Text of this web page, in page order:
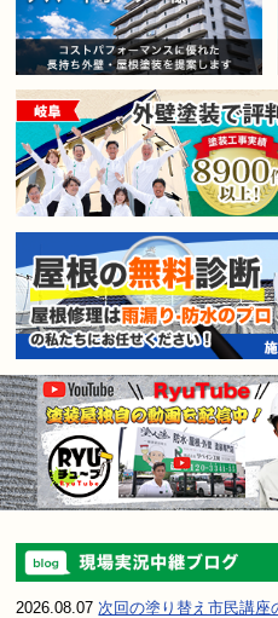
2026.08.07次回の塗り替え市民講座